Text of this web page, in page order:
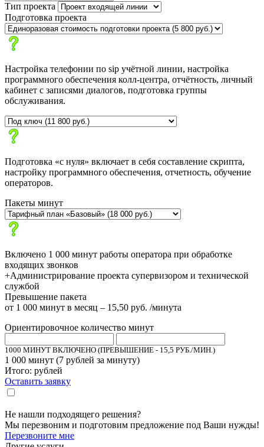
Тип проекта
Подготовка проекта
Настройка телефонии по sip учётной линии, настройка
программного обеспечения колл-центра, отчётность, личный
кабинет с записями диалогов, подготовка группы
обслуживания.
Подготовка «с нуля» включает в себя составление скрипта,
настройку программного обеспечения, отчетность, обучение
операторов.
Пакеты минут
Включено 1 000 минут работы оператора при обработке
входящих звонков
+Администрирование проекта супервизором и технической
службой
Превышение пакета
от 1 000 минут в месяц – 15,50 руб. /минута
Ориентировочное количество минут
1000 МИНУТ ВКЛЮЧЕНО (ПРЕВЫШЕНИЕ - 15,5 РУБ./МИН.)
1 000 минут (7 рублей за минуту)
Итого: рублей
Оставить заявку
Не нашли подходящего решения?
Мы перезвоним и подготовим предложение под Ваши нужды!
Перезвоните мне